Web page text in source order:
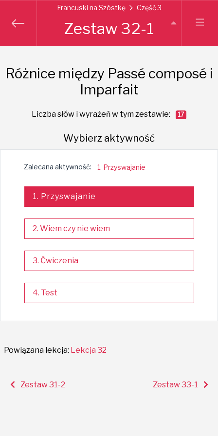
Francuski na Szóstkę Część 3
Zestaw 32-1
Różnice między Passé composé i
Imparfait
Liczba słów i wyrażeń w tym zestawie: 17
Wybierz aktywność
Zalecana aktywność: 1. Przyswajanie
1. Przyswajanie
2. Wiem czy nie wiem
3. Ćwiczenia
4. Test
Powiązana lekcja: Lekcja 32
Zestaw 31-2 Zestaw 33-1